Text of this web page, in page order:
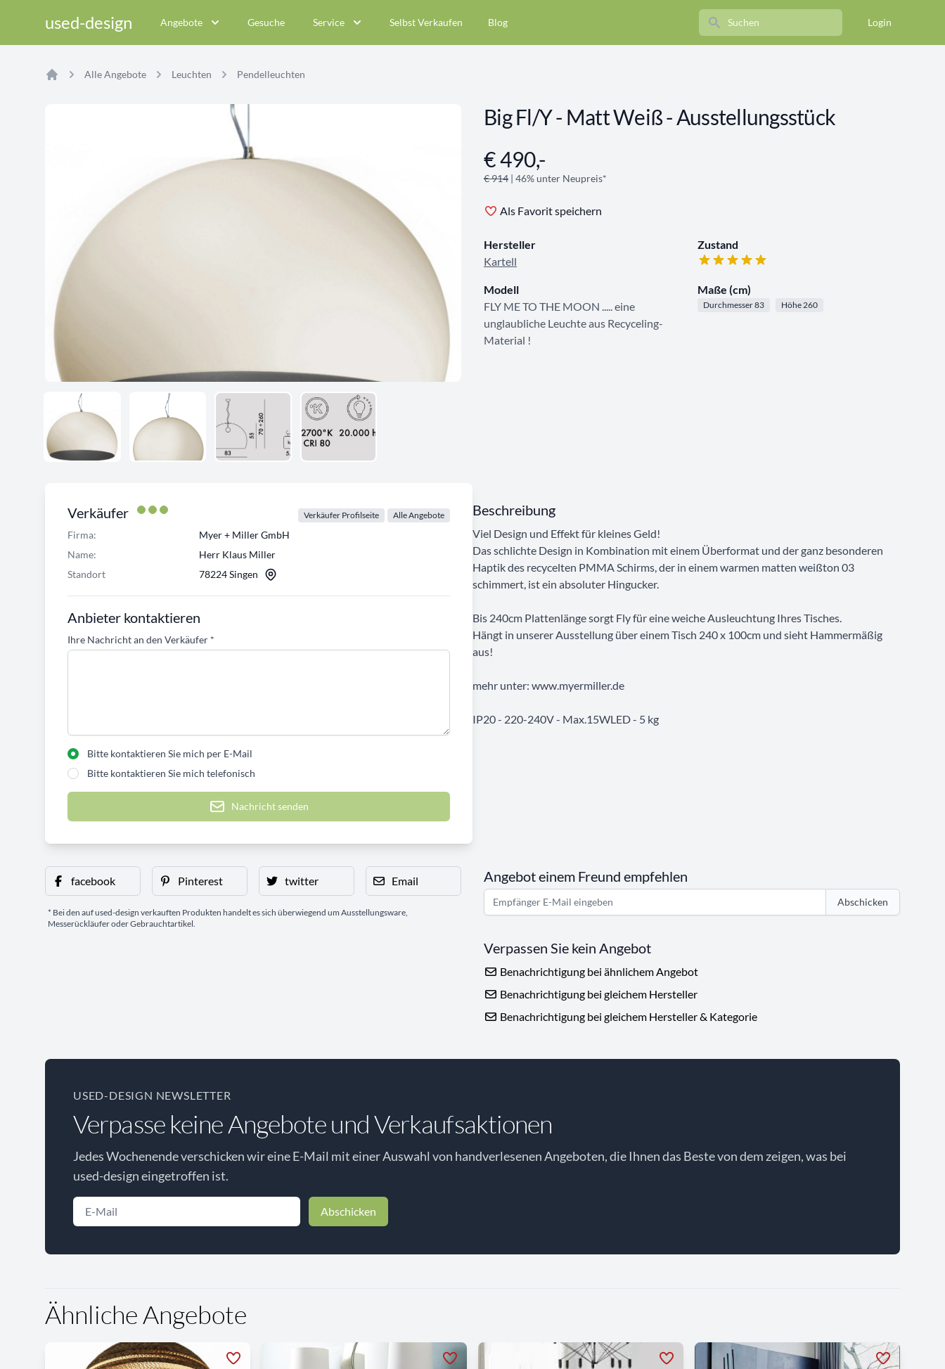
used-design Angebote Gesuche Service Selbst Verkaufen Blog Search Login
Alle Angebote Leuchten Pendelleuchten
Big Fl/Y - Matt Weiß - Ausstellungsstück
Angebotsinformationen
€ 490,-
€ 914 | 46% unter Neupreis*
Als Favorit speichern
Hersteller
Kartell
Zustand
Modell
FLY ME TO THE MOON ..... eine
unglaubliche Leuchte aus Recyceling-
Material !
Maße (cm)
Durchmesser 83 Höhe 260
Verkäufer Verkäufer Profilseite Alle Angebote
Firma:
Myer + Miller GmbH
Name:
Herr Klaus Miller
Standort
78224 Singen
Anbieter kontaktieren
Ihre Nachricht an den Verkäufer *
Bitte kontaktieren Sie mich per E-Mail
Bitte kontaktieren Sie mich telefonisch
Nachricht senden
Beschreibung
Viel Design und Effekt für kleines Geld!
Das schlichte Design in Kombination mit einem Überformat und der ganz besonderen
Haptik des recycelten PMMA Schirms, der in einem warmen matten weißton 03
schimmert, ist ein absoluter Hingucker.
Bis 240cm Plattenlänge sorgt Fly für eine weiche Ausleuchtung Ihres Tisches.
Hängt in unserer Ausstellung über einem Tisch 240 x 100cm und sieht Hammermäßig
aus!
mehr unter: www.myermiller.de
IP20 - 220-240V - Max.15WLED - 5 kg
facebook Pinterest twitter Email
* Bei den auf used-design verkauften Produkten handelt es sich überwiegend um Ausstellungsware,
Messerückläufer oder Gebrauchtartikel.
Angebot einem Freund empfehlen
Abschicken
Verpassen Sie kein Angebot
Benachrichtigung bei ähnlichem Angebot
Benachrichtigung bei gleichem Hersteller
Benachrichtigung bei gleichem Hersteller & Kategorie
USED-DESIGN NEWSLETTER
Verpasse keine Angebote und Verkaufsaktionen
Jedes Wochenende verschicken wir eine E-Mail mit einer Auswahl von handverlesenen Angeboten, die Ihnen das Beste von dem zeigen, was bei
used-design eingetroffen ist.
Abschicken
Ähnliche Angebote